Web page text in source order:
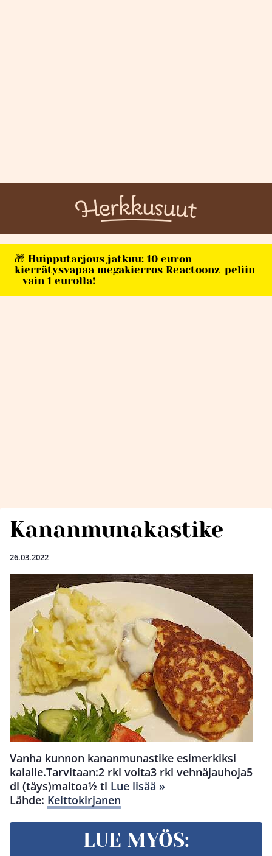
🎁 Huipputarjous jatkuu: 10 euron
kierrätysvapaa megakierros Reactoonz-peliin
- vain 1 eurolla!
Kananmunakastike
26.03.2022
Vanha kunnon kananmunastike esimerkiksi
kalalle.Tarvitaan:2 rkl voita3 rkl vehnäjauhoja5
dl (täys)maitoa½ tl Lue lisää »
Lähde: Keittokirjanen
LUE MYÖS: